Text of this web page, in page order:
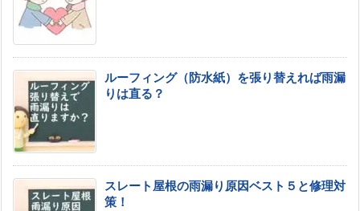
ルーフィング（防水紙）を張り替えれば雨漏
りは直る？
スレート屋根の雨漏り原因ベスト５と修理対
策！